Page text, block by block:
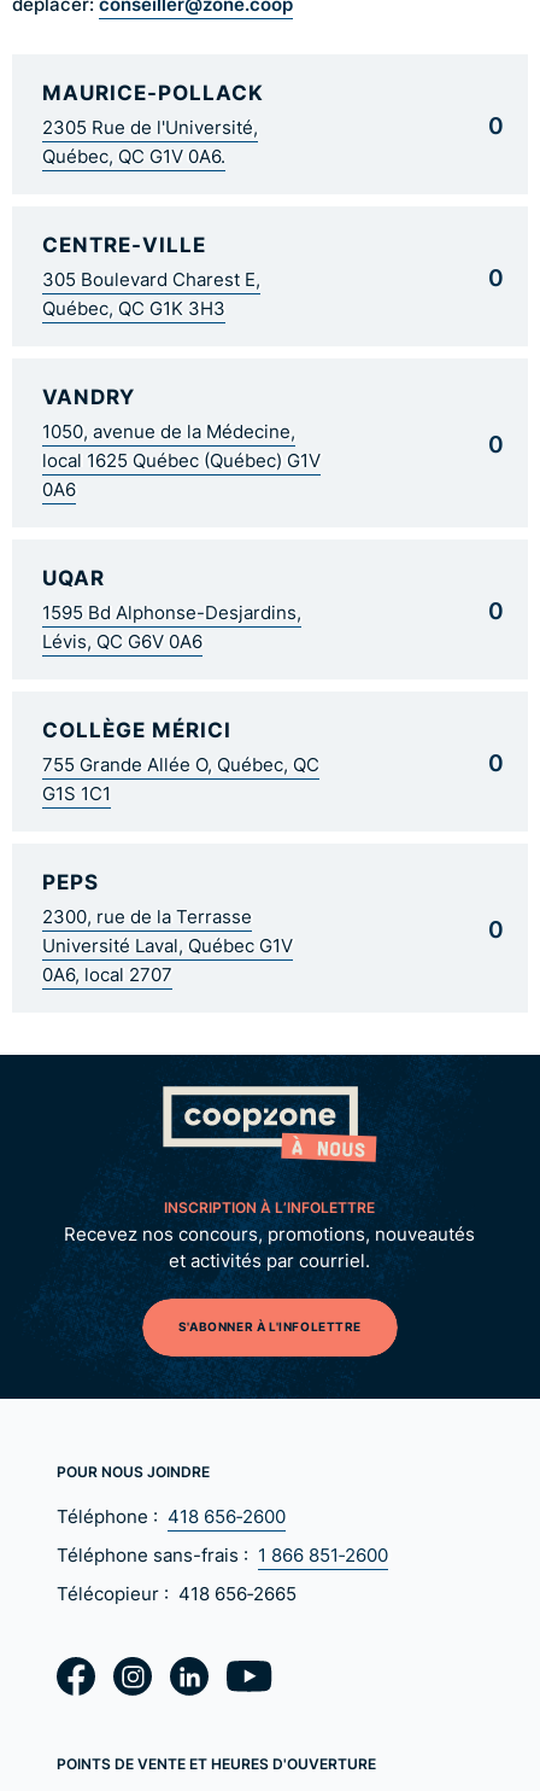
MAURICE-POLLACK
2305 Rue de l'Université,
Québec, QC G1V 0A6.
0
CENTRE-VILLE
305 Boulevard Charest E,
Québec, QC G1K 3H3
0
VANDRY
1050, avenue de la Médecine,
local 1625 Québec (Québec) G1V
0A6
0
UQAR
1595 Bd Alphonse-Desjardins,
Lévis, QC G6V 0A6
0
COLLÈGE MÉRICI
755 Grande Allée O, Québec, QC
G1S 1C1
0
PEPS
2300, rue de la Terrasse
Université Laval, Québec G1V
0A6, local 2707
0
INSCRIPTION À L’INFOLETTRE
Recevez nos concours, promotions, nouveautés
et activités par courriel.
S'ABONNER À L'INFOLETTRE
POUR NOUS JOINDRE
Téléphone : 418 656‑2600
Téléphone sans-frais : 1 866 851‑2600
Télécopieur : 418 656‑2665
POINTS DE VENTE ET HEURES D'OUVERTURE